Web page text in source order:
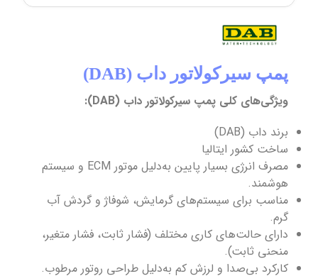
پمپ سیرکولاتور داب (DAB)
ویژگی‌های کلی پمپ سیرکولاتور داب (DAB):
برند داب (DAB)
ساخت کشور ایتالیا
مصرف انرژی بسیار پایین به‌دلیل موتور ECM و سیستم
هوشمند.
مناسب برای سیستم‌های گرمایش، شوفاژ و گردش آب
گرم.
دارای حالت‌های کاری مختلف (فشار ثابت، فشار متغیر،
منحنی ثابت).
کارکرد بی‌صدا و لرزش کم به‌دلیل طراحی روتور مرطوب.